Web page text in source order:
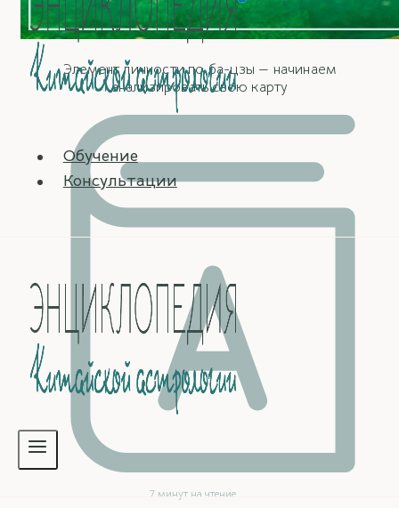
Обучение
Консультации
Элемент личности по ба-цзы — начинаем
анализировать свою карту
7 минут на чтение